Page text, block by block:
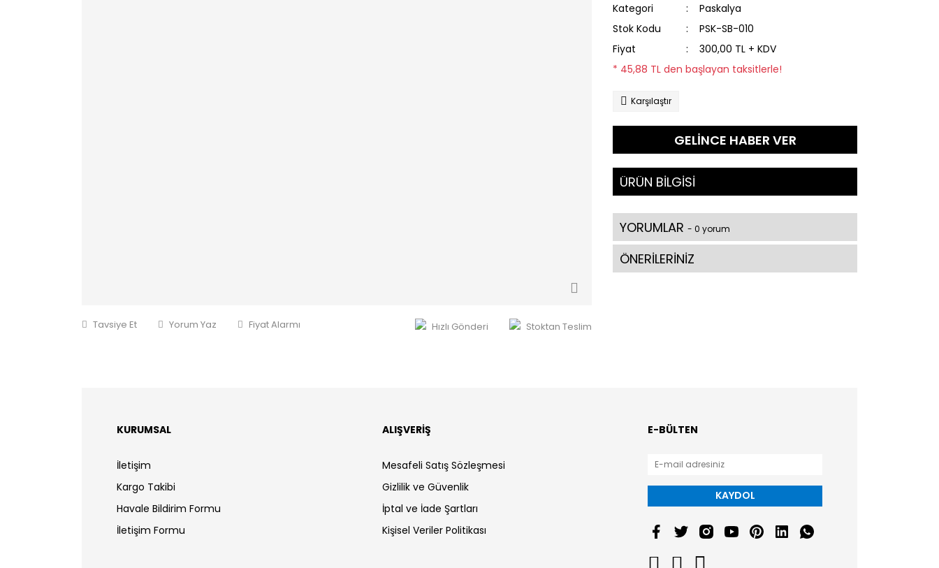
Tavsiye Et Yorum Yaz Fiyat Alarmı Hızlı Gönderi Stoktan Teslim
Kategori
Paskalya
Stok Kodu
PSK-SB-010
Fiyat
300,00 TL + KDV
* 45,88 TL den başlayan taksitlerle!
Karşılaştır
GELİNCE HABER VER
ÜRÜN BİLGİSİ
YORUMLAR - 0 yorum
ÖNERİLERİNİZ
KURUMSAL
İletişim
Kargo Takibi
Havale Bildirim Formu
İletişim Formu
ALIŞVERİŞ
Mesafeli Satış Sözleşmesi
Gizlilik ve Güvenlik
İptal ve İade Şartları
Kişisel Veriler Politikası
E-BÜLTEN
KAYDOL